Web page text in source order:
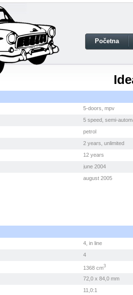
Početna
5-doors, mpv
5 speed, semi-
petrol
2 years, unlimited
12 years
june 2004
august 2005
4, in line
4
1368 cm3
72,0 x 84,0 mm
11,0:1